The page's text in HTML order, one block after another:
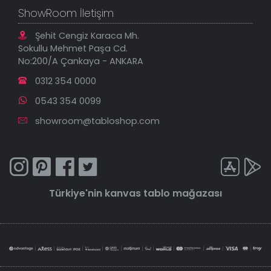
ShowRoom İletişim
Şehit Cengiz Karaca Mh.
Sokullu Mehmet Paşa Cd.
No:200/A Çankaya - ANKARA
0312 354 0000
0543 354 0099
showroom@tabloshop.com
Türkiye'nin kanvas tablo mağazası